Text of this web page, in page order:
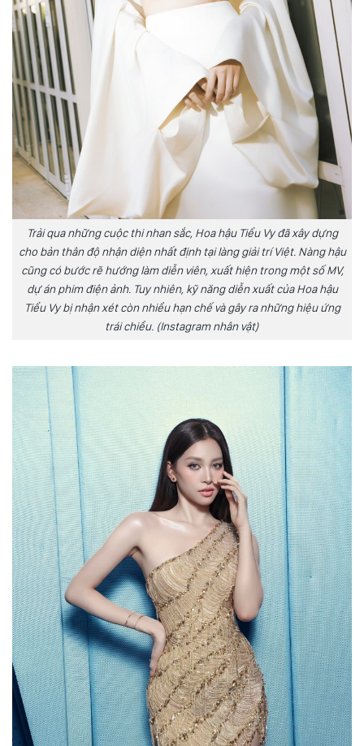
Trải qua những cuộc thi nhan sắc, Hoa hậu Tiểu Vy đã xây dựng
cho bản thân độ nhận diện nhất định tại làng giải trí Việt. Nàng hậu
cũng có bước rẽ hướng làm diễn viên, xuất hiện trong một số MV,
dự án phim điện ảnh. Tuy nhiên, kỹ năng diễn xuất của Hoa hậu
Tiểu Vy bị nhận xét còn nhiều hạn chế và gây ra những hiệu ứng
trái chiều. (Instagram nhân vật)